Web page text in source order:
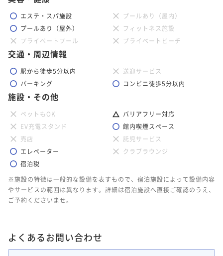
エステ・スパ施設
プールあり（屋内）
プールあり（屋外）
フィットネス施設
プライベートプール
プライベートビーチ
交通・周辺情報
駅から徒歩5分以内
送迎サービス
パーキング
コンビニ徒歩5分以内
施設・その他
ペットもOK
バリアフリー対応
EV充電スタンド
館内喫煙スペース
売店
託児サービス
エレベーター
クラブラウンジ
宿泊税
※施設の特徴は一般的な設備を表すもので、宿泊施設によって設備内容
やサービスの範囲は異なります。詳細は宿泊施設へ直接ご確認のうえ、
ご予約くださいませ。
よくあるお問い合わせ